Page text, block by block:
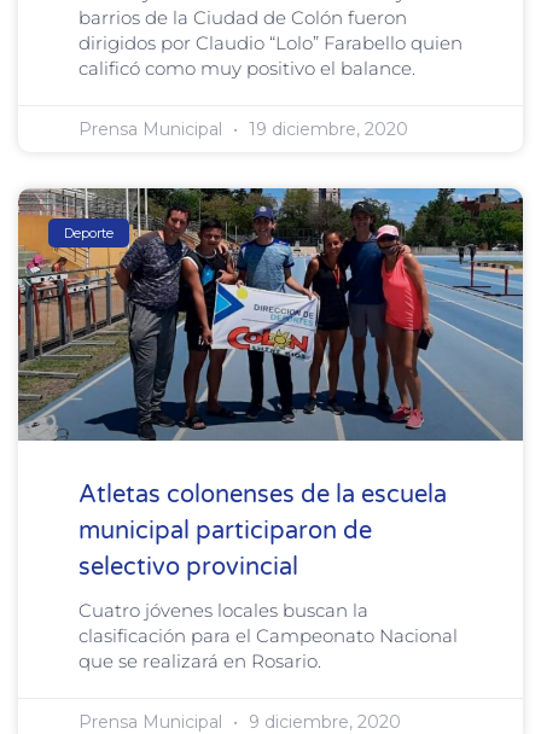
barrios de la Ciudad de Colón fueron
dirigidos por Claudio “Lolo” Farabello quien
calificó como muy positivo el balance.
Prensa Municipal 19 diciembre, 2020
Deporte
Atletas colonenses de la escuela
municipal participaron de
selectivo provincial
Cuatro jóvenes locales buscan la
clasificación para el Campeonato Nacional
que se realizará en Rosario.
Prensa Municipal 9 diciembre, 2020